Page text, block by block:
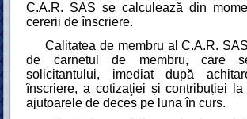
C.A.R. SAS se calculează din
cererii de înscriere.
Calitatea de membru al C.A.R.
de carnetul de membru, care
solicitantului, imediat după
înscriere, a cotizaţiei și contribuției la
ajutoarele de deces pe luna în curs.